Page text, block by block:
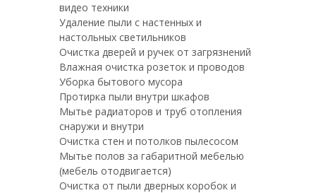
видео техники
Удаление пыли с настенных и
настольных светильников
Очистка дверей и ручек от загрязнений
Влажная очистка розеток и проводов
Уборка бытового мусора
Протирка пыли внутри шкафов
Мытье радиаторов и труб отопления
снаружи и внутри
Очистка стен и потолков пылесосом
Мытье полов за габаритной мебелью
(мебель отодвигается)
Очистка от пыли дверных коробок и